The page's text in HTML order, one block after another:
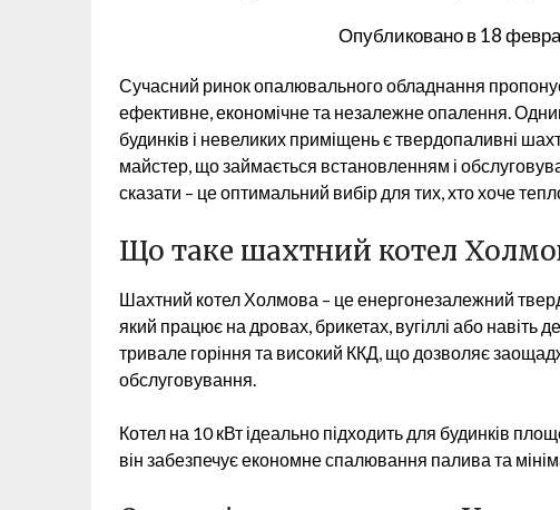
Опубликовано в18
Сучасний ринок опалювального обладнання пропонує
ефективне, економічне та незалежне опалення.
будинків і невеликих приміщень є твердопаливні
майстер, що займається встановленням і
сказати – це оптимальний вибір для тих, хто хоче
Що таке шахтний котел
Шахтний котел Холмова – це енергонезалежний
який працює на дровах, брикетах, вугіллі або навіть
тривале горіння та високий ККД, що дозволяє
обслуговування.
Котел на 10 кВт ідеально підходить для будинків
він забезпечує економне спалювання палива та